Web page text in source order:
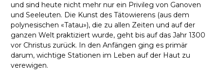
und sind heute nicht mehr nur ein Privileg von Ganoven
und Seeleuten. Die Kunst des Tätowierens (aus dem
polynesischen «Tatau»), die zu allen Zeiten und auf der
ganzen Welt praktiziert wurde, geht bis auf das Jahr 1300
vor Christus zurück. In den Anfängen ging es primär
darum, wichtige Stationen im Leben auf der Haut zu
verewigen.